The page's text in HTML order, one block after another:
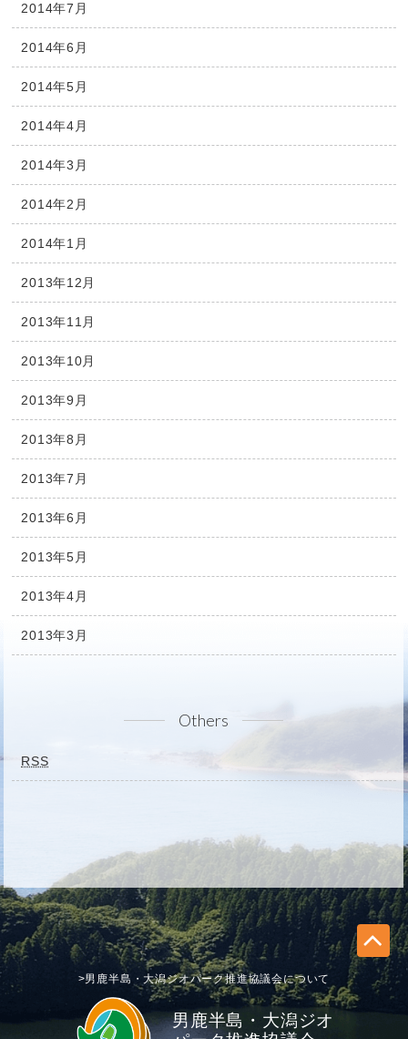
2014年7月
2014年6月
2014年5月
2014年4月
2014年3月
2014年2月
2014年1月
2013年12月
2013年11月
2013年10月
2013年9月
2013年8月
2013年7月
2013年6月
2013年5月
2013年4月
2013年3月
Others
RSS
男鹿半島・大潟ジオ
>男鹿半島・大潟ジオパーク推進協議会について